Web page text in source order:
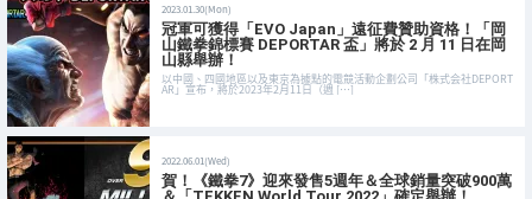
2023.01.30(Mon)
冠軍可獲得「EVO Japan」遠征費贊助資格！「岡
山鐵拳錦標賽 DEPORTAR 盃」將於 2 月 11 日在岡
山縣舉辦！
以中國、四國地區以及東京為據點的電競活動企劃公司「株式会社DEPORT
AR」宣布，將於2023年2月11日（週 […]
2022.06.01(Wed)
賀！《鐵拳7》迎來發售5週年＆全球銷量突破900萬